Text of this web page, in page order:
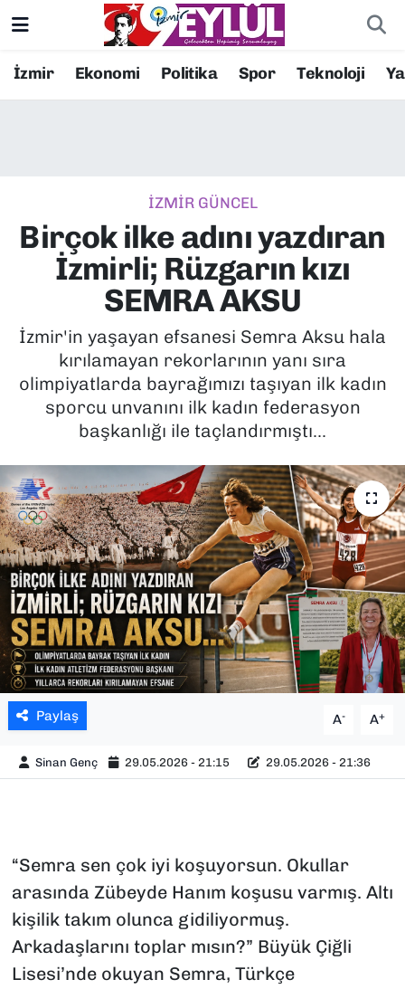
İzmir Ekonomi Politika Spor Teknoloji
İZMİR GÜNCEL
Birçok ilke adını yazdıran
İzmirli; Rüzgarın kızı
SEMRA AKSU
İzmir'in yaşayan efsanesi Semra Aksu hala
kırılamayan rekorlarının yanı sıra
olimpiyatlarda bayrağımızı taşıyan ilk kadın
sporcu unvanını ilk kadın federasyon
başkanlığı ile taçlandırmıştı...
Paylaş A- A+
Sinan Genç 29.05.2026 - 21:15 29.05.2026 - 21:36
“Semra sen çok iyi koşuyorsun. Okullar
arasında Zübeyde Hanım koşusu varmış. Altı
kişilik takım olunca gidiliyormuş.
Arkadaşlarını toplar mısın?” Büyük Çiğli
Lisesi’nde okuyan Semra, Türkçe
Resmi İlanlar
EKONOMİ
KÜLTÜR SANAT
MAGAZİN
POLİTİKA
SAĞLIK
SPOR
TEKNOLOJİ
YAŞAM
YEREL YÖNETİMLER
Konak Nöbetçi Eczaneler
Süper Lig Puan Durumu ve Fikstür
Tüm Manşetler
Son Dakika Haberleri
Haber Arşivi